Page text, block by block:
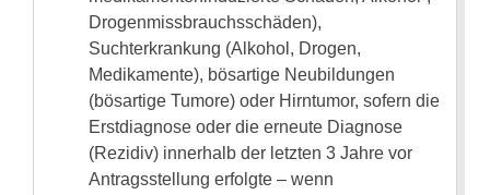
Drogenmissbrauchsschäden),
Suchterkrankung (Alkohol, Drogen,
Medikamente), bösartige Neubildungen
(bösartige Tumore) oder Hirntumor, sofern die
Erstdiagnose oder die erneute Diagnose
(Rezidiv) innerhalb der letzten 3 Jahre vor
Antragsstellung erfolgte – wenn